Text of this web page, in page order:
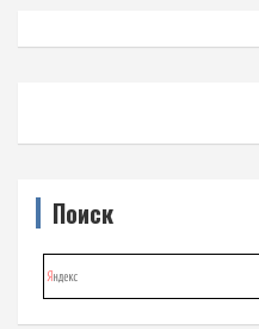
Поиск